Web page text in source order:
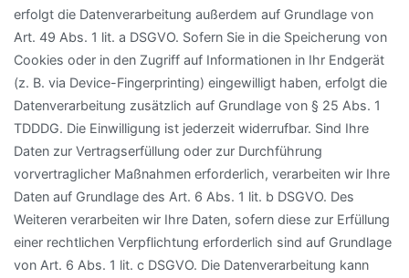
erfolgt die Datenverarbeitung außerdem auf Grundlage von
Art. 49 Abs. 1 lit. a DSGVO. Sofern Sie in die Speicherung von
Cookies oder in den Zugriff auf Informationen in Ihr Endgerät
(z. B. via Device-Fingerprinting) eingewilligt haben, erfolgt die
Datenverarbeitung zusätzlich auf Grundlage von § 25 Abs. 1
TDDDG. Die Einwilligung ist jederzeit widerrufbar. Sind Ihre
Daten zur Vertragserfüllung oder zur Durchführung
vorvertraglicher Maßnahmen erforderlich, verarbeiten wir Ihre
Daten auf Grundlage des Art. 6 Abs. 1 lit. b DSGVO. Des
Weiteren verarbeiten wir Ihre Daten, sofern diese zur Erfüllung
einer rechtlichen Verpflichtung erforderlich sind auf Grundlage
von Art. 6 Abs. 1 lit. c DSGVO. Die Datenverarbeitung kann